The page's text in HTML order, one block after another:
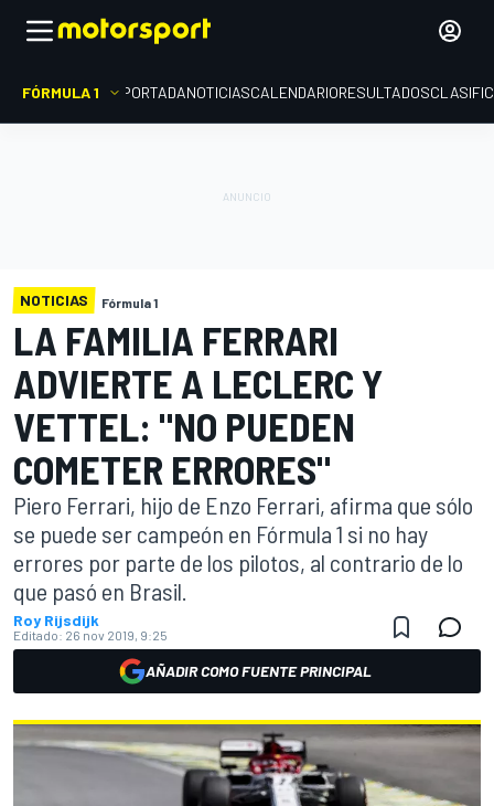
FÓRMULA 1 PORTADANOTICIASCALENDARIORESULTADOS
NOTICIAS Fórmula 1
LA FAMILIA FERRARI
ADVIERTE A LECLERC Y
VETTEL: "NO PUEDEN
COMETER ERRORES"
Piero Ferrari, hijo de Enzo Ferrari, afirma que sólo
se puede ser campeón en Fórmula 1 si no hay
errores por parte de los pilotos, al contrario de lo
que pasó en Brasil.
Roy Rijsdijk
Editado: 26 nov 2019, 9:25
AÑADIR COMO FUENTE PRINCIPAL